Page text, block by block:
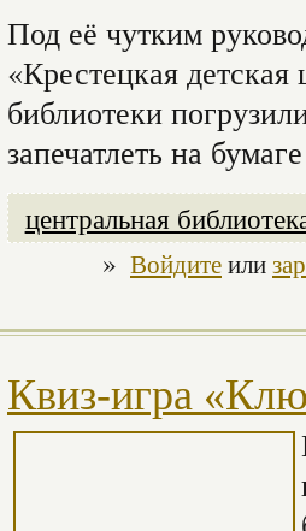
Под её чутким
«Крестецкая
библиотеки
запечатлеть на
центральная
» Войдитеили
Квиз-игра